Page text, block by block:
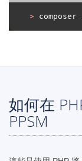
>
如何在
PPSM